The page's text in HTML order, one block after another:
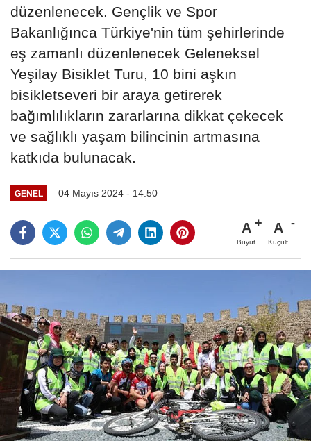
düzenlenecek. Gençlik ve Spor
Bakanlığınca Türkiye'nin tüm şehirlerinde
eş zamanlı düzenlenecek Geleneksel
Yeşilay Bisiklet Turu, 10 bini aşkın
bisikletseveri bir araya getirerek
bağımlılıkların zararlarına dikkat çekecek
ve sağlıklı yaşam bilincinin artmasına
katkıda bulunacak.
GENEL 04 Mayıs 2024 - 14:50
A
Büyüt
A
Küçült